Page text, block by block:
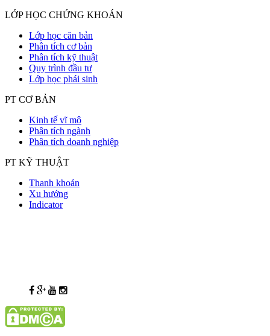
LỚP HỌC CHỨNG KHOÁN
Lớp học căn bản
Phân tích cơ bản
Phân tích kỹ thuật
Quy trình đầu tư
Lớp học phái sinh
PT CƠ BẢN
Kinh tế vĩ mô
Phân tích ngành
Phân tích doanh nghiệp
PT KỸ THUẬT
Thanh khoản
Xu hướng
Indicator